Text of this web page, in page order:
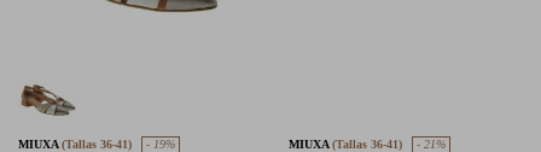
MIUXA(Tallas 36-41) - 19% MIUXA(Tallas 36-41) - 21%